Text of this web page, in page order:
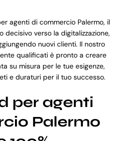
agenti di commercio Palermo, il
decisivo verso la digitalizzazione,
nuovi clienti. Il nostro
qualificati è pronto a creare
su misura per le tue esigenze,
e duraturi per il tuo successo.
per agenti
Palermo